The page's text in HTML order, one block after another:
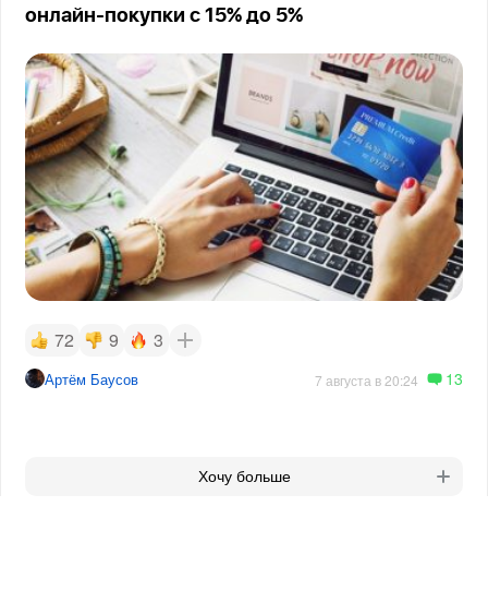
онлайн-покупки с 15% до 5%
72 9 3
Артём Баусов 7 августа в 20:24 13
Хочу больше